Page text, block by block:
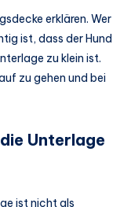
erklären. Wer
ist, dass der Hund
zu klein ist.
zu gehen und bei
Unterlage
ist nicht als